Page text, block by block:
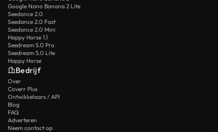
Google Nano Banana 2 Lite
Seedance 2.0
Seedance 2.0 Fast
Seedance 2.0 Mini
Happy Horse 1.1
Seedream 5.0 Pro
Seedream 5.0 Lite
Happy Horse
Bedrijf
Over
Coverr Plus
Ontwikkelaars / API
Blog
FAQ
Adverteren
Neem contact op